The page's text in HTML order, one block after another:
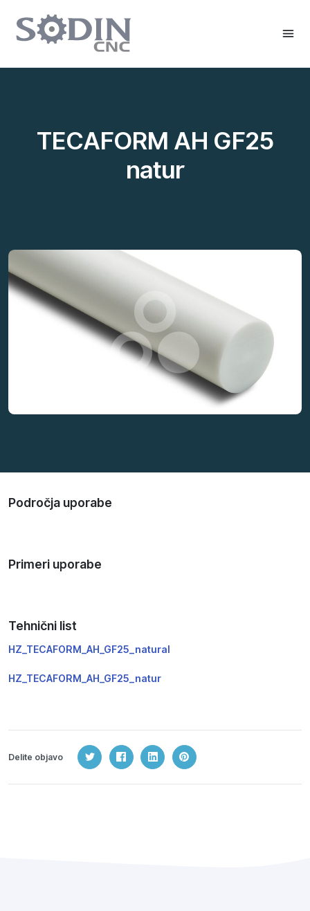
TECAFORM AH GF25
natur
Področja uporabe
Primeri uporabe
Tehnični list
HZ_TECAFORM_AH_GF25_natural
HZ_TECAFORM_AH_GF25_natur
Delite objavo